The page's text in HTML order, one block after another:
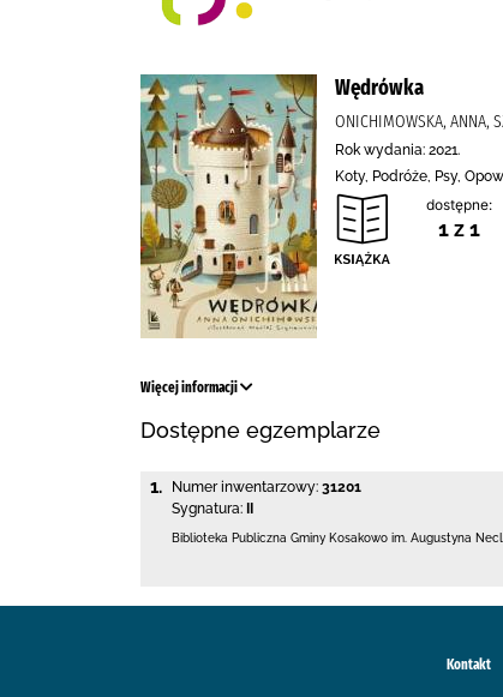
Wędrówka
ONICHIMOWSKA, ANNA,
Rok wydania: 2021.
Koty, Podróże, Psy,
dostępne:
1 z 1
Więcej informacji
Dostępne egzemplarze
1. Numer inwentarzowy: 31201
Sygnatura:
Biblioteka Publiczna Gminy Kosakowo im. Augustyna
Kontakt